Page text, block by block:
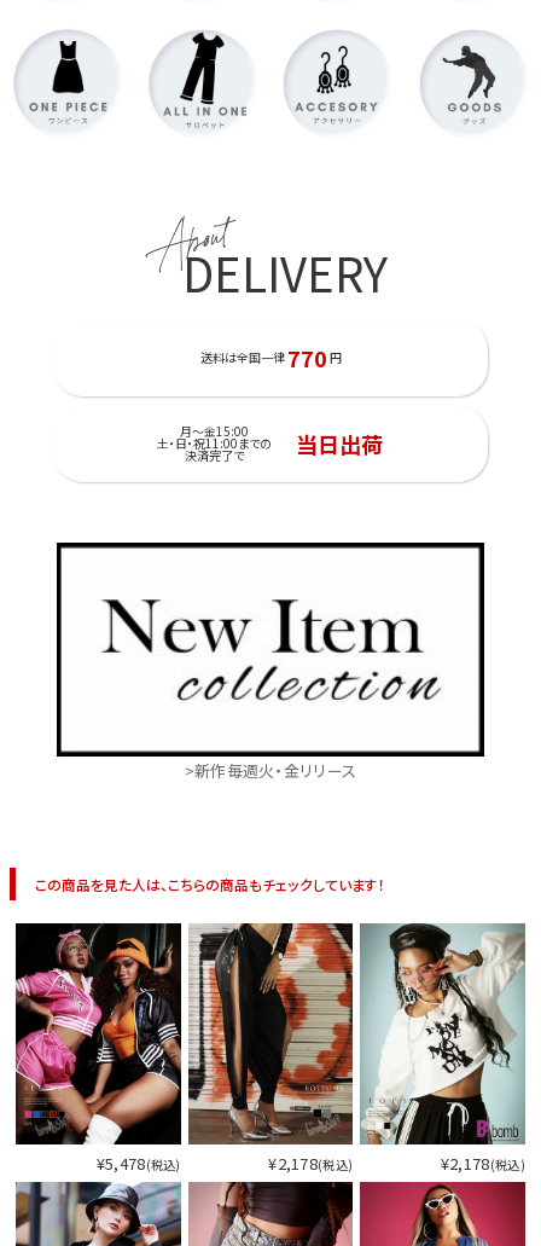
About
DELIVERY
送料は全国一律 770 円
月～金15:00
土・日・祝11:00までの
決済完了で 当日出荷
>新作毎週火・金リリース
この商品を見た人は、こちらの商品もチェックしています！
¥5,478(税込) ¥2,178(税込) ¥2,178(税込)